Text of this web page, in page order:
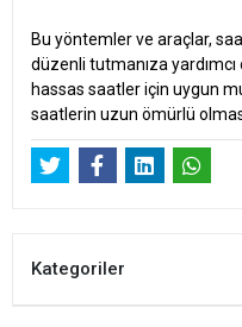
Bu yöntemler ve araçlar,
düzenli tutmanıza
hassas saatler için uygun
saatlerin uzun ömürlü
Kategoriler